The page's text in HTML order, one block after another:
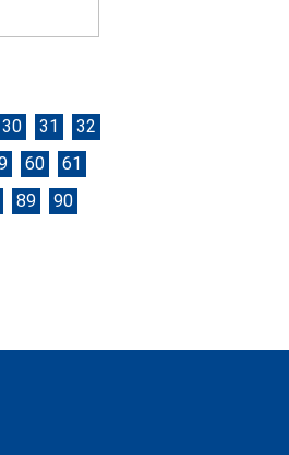
30 31
32
60
61
89
90